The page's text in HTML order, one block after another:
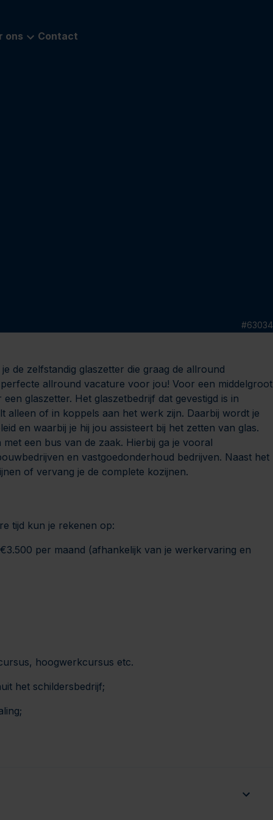
ons Contact
#63034
de zelfstandig glaszetter die graag de allround
allround vacature voor jou! Voor een middelgroot
glaszetter. Het glaszetbedrijf dat gevestigd is in
alleen of in koppels aan het werk zijn. Daarbij wordt je
en waarbij je hij jou assisteert bij het zetten van glas.
een bus van de zaak. Hierbij ga je vooral
en vastgoedonderhoud bedrijven. Naast het
of vervang je de complete kozijnen.
tijd kun je rekenen op:
per maand (afhankelijk van je werkervaring en
hoogwerkcursus etc.
het schildersbedrijf;